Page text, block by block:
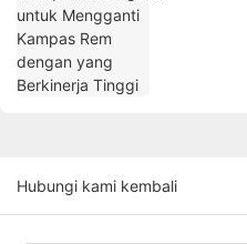
Hubungi kami kembali